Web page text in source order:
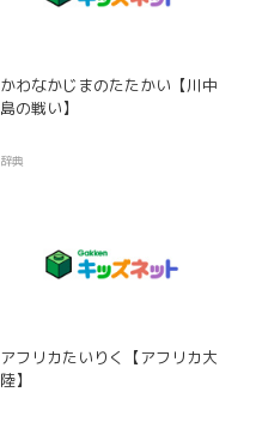
かわなかじまのたたかい【川中
島の戦い】
辞典
アフリカたいりく【アフリカ大
陸】